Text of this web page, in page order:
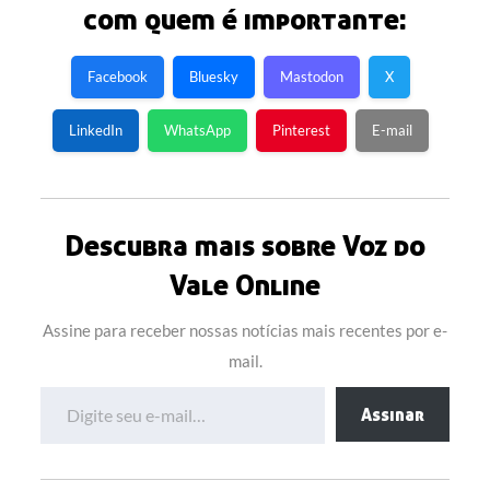
com quem é importante:
Facebook Bluesky Mastodon X
LinkedIn WhatsApp Pinterest E-mail
Descubra mais sobre Voz do
Vale Online
Assine para receber nossas notícias mais recentes por e-
mail.
Assinar